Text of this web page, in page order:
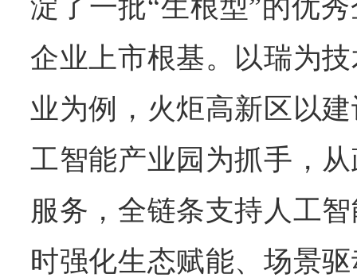
淀了一批“生根型”的优
企业上市根基。以瑞为
业为例，火炬高新区以
工智能产业园为抓手，
服务，全链条支持人工
时强化生态赋能、场景